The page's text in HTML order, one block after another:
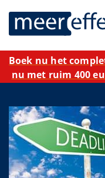
Boek nu het
nu met ruim 400